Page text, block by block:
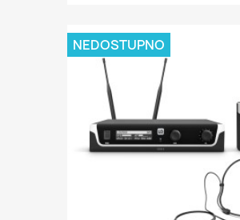
NEDOSTUPNO